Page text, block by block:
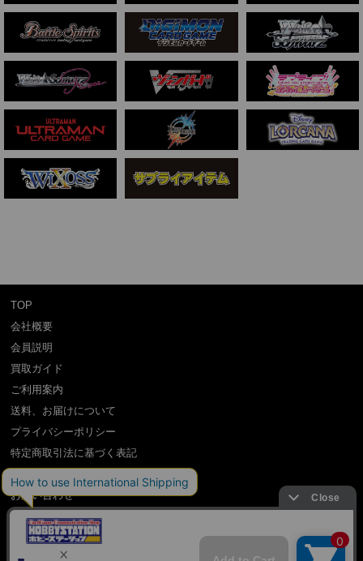
TOP
会社概要
会員説明
買取ガイド
ご利用案内
送料、お届けについて
プライバシーポリシー
特定商取引法に基づく表記
お問い合わせ
利用規約
International Shipping Guidance